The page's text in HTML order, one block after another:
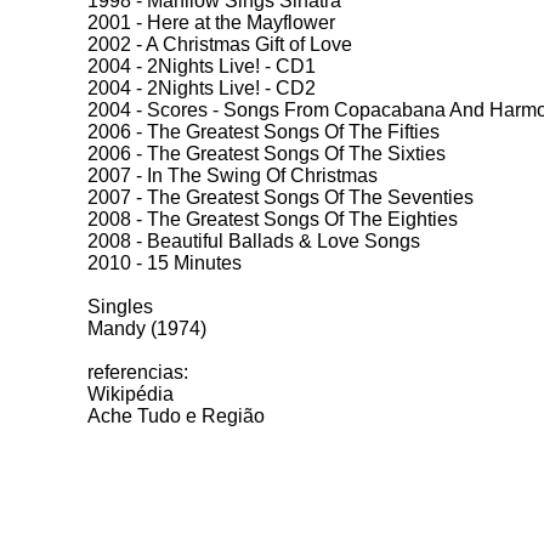
2001 - Here at the Mayflower
2002 - A Christmas Gift of Love
2004 - 2Nights Live! - CD1
2004 - 2Nights Live! - CD2
2004 - Scores - Songs From Copacabana And
2006 - The Greatest Songs Of The Fifties
2006 - The Greatest Songs Of The Sixties
2007 - In The Swing Of Christmas
2007 - The Greatest Songs Of The Seventies
2008 - The Greatest Songs Of The Eighties
2008 - Beautiful Ballads & Love Songs
2010 - 15 Minutes
Singles
Mandy (1974)
referencias:
Wikipédia
Ache Tudo e Região